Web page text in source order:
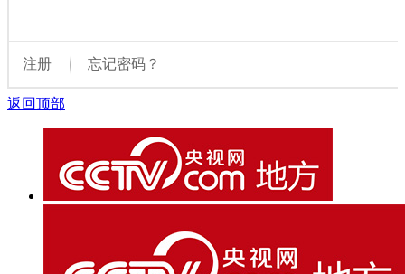
返回顶部